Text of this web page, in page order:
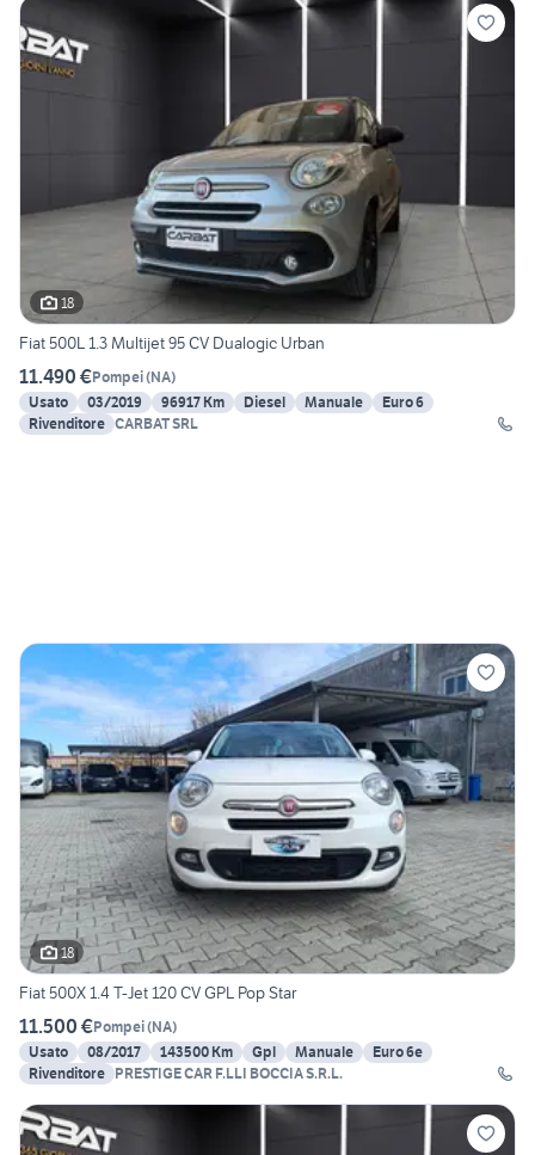
18
Fiat 500L 1.3 Multijet 95 CV Dualogic Urban
11.490 €Pompei(NA)
Usato
03/2019 96917 Km Diesel Manuale
Euro 6
Rivenditore CARBAT SRL
18
Fiat 500X 1.4 T-Jet 120 CV GPL Pop Star
11.500 €Pompei(NA)
Usato
08/2017 143500 Km Gpl Manuale
Euro 6e
Rivenditore PRESTIGE CAR F.LLI BOCCIA S.R.L.